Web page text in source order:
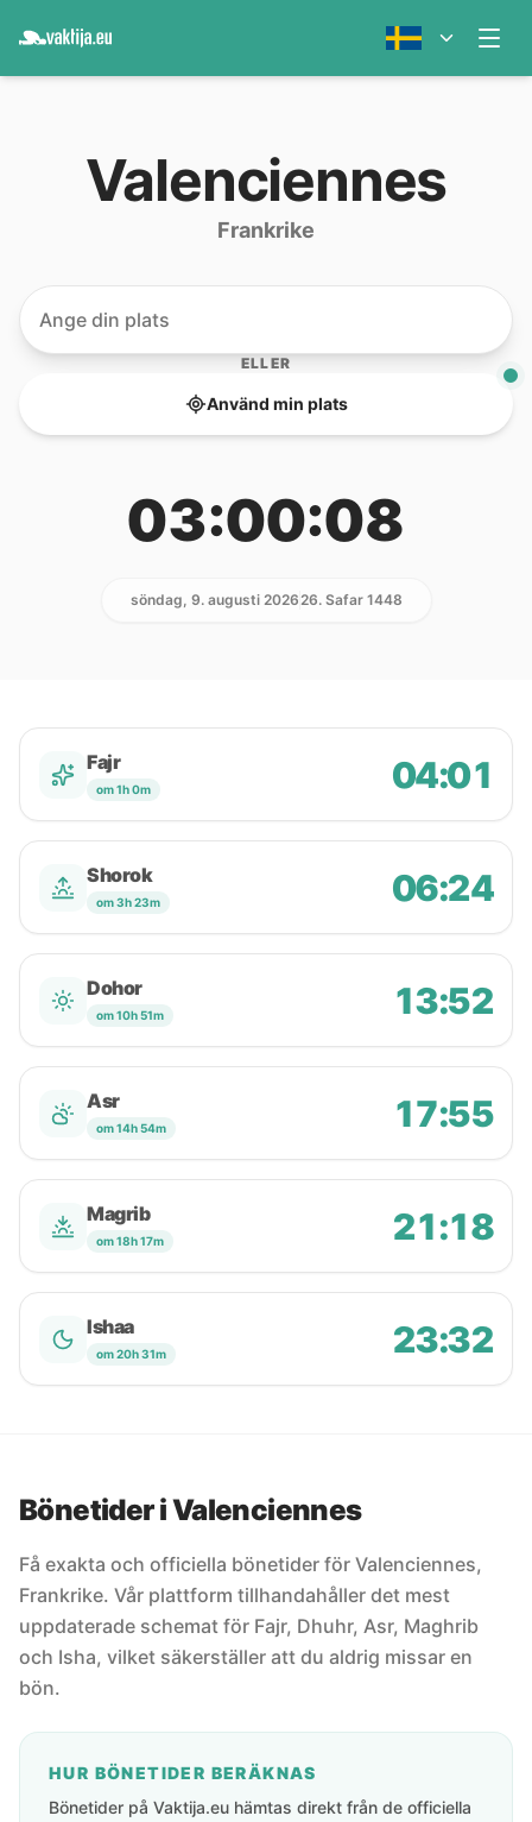
Valenciennes
Frankrike
ELLER
Använd min plats
03:00:08
söndag, 9. augusti 202626. Safar 1448
Fajr
om 1h 0m 04:01
Shorok
om 3h 23m 06:24
Dohor
om 10h 51m 13:52
Asr
om 14h 54m 17:55
Magrib
om 18h 17m 21:18
Ishaa
om 20h 31m 23:32
Bönetider i Valenciennes
Få exakta och officiella bönetider för Valenciennes,
Frankrike. Vår plattform tillhandahåller det mest
uppdaterade schemat för Fajr, Dhuhr, Asr, Maghrib
och Isha, vilket säkerställer att du aldrig missar en
bön.
HUR BÖNETIDER BERÄKNAS
Bönetider på Vaktija.eu hämtas direkt från de officiella